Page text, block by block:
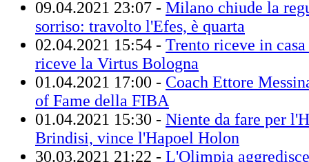
09.04.2021 23:07 - Milano chiude la
sorriso: travolto l'Efes, è quarta
02.04.2021 15:54 - Trento riceve in casa
riceve la Virtus Bologna
01.04.2021 17:00 - Coach Ettore
of Fame della FIBA
01.04.2021 15:30 - Niente da fare per
Brindisi, vince l'Hapoel Holon
30.03.2021 21:22 - L'Olimpia